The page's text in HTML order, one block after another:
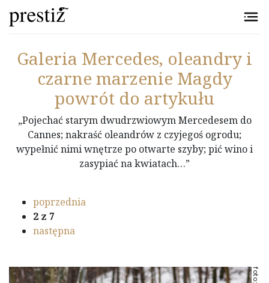
Przejdź do treści
Galeria Mercedes, oleandry i
czarne marzenie Magdy
powrót do artykułu
„Pojechać starym dwudrzwiowym Mercedesem do
Cannes; nakraść oleandrów z czyjegoś ogrodu;
wypełnić nimi wnętrze po otwarte szyby; pić wino i
zasypiać na kwiatach…”
poprzednia
2 z 7
następna